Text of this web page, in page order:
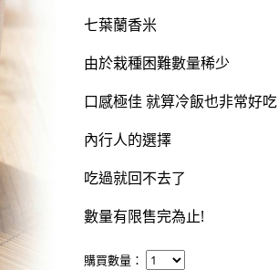
七葉蘭香米
由於栽種困難數量稀少
口感極佳 就算冷飯也非常好吃
內行人的選擇
吃過就回不去了
數量有限售完為止!
購買數量：